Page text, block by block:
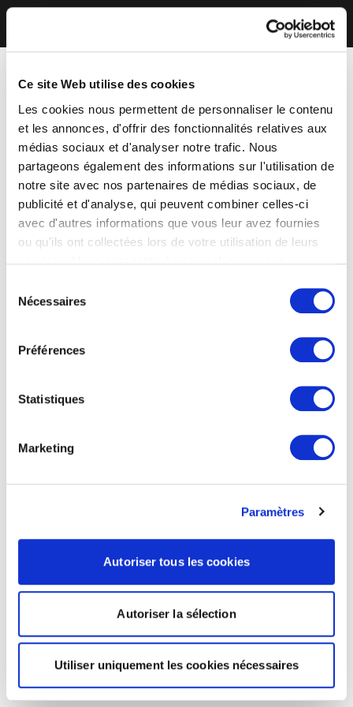
Ce site Web utilise des cookies
Les cookies nous permettent de personnaliser le contenu
et les annonces, d'offrir des fonctionnalités relatives aux
médias sociaux et d'analyser notre trafic. Nous
partageons également des informations sur l'utilisation de
notre site avec nos partenaires de médias sociaux, de
publicité et d'analyse, qui peuvent combiner celles-ci
avec d'autres informations que vous leur avez fournies
ou qu'ils ont collectées lors de votre utilisation de leurs
Nécessaires
Préférences
Statistiques
Marketing
Paramètres
Autoriser tous les cookies
Autoriser la sélection
Utiliser uniquement les cookies nécessaires